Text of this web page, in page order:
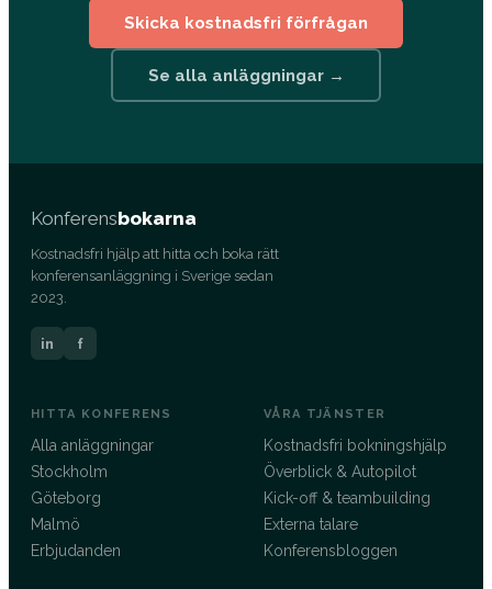
Skicka kostnadsfri förfrågan
Se alla anläggningar →
Konferensbokarna
Kostnadsfri hjälp att hitta och boka rätt
konferensanläggning i Sverige sedan
2023.
in f
HITTA KONFERENS
Alla anläggningar
Stockholm
Göteborg
Malmö
Erbjudanden
VÅRA TJÄNSTER
Kostnadsfri bokningshjälp
Överblick & Autopilot
Kick-off & teambuilding
Externa talare
Konferensbloggen